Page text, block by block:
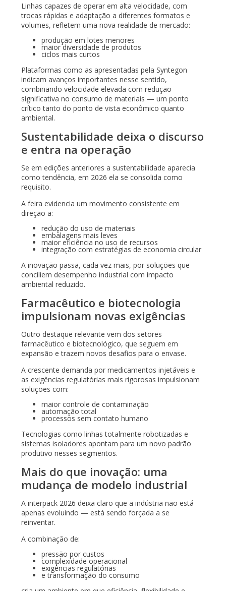
Linhas capazes de operar em alta velocidade, com
trocas rápidas e adaptação a diferentes formatos e
volumes, refletem uma nova realidade de mercado:
produção em lotes menores
maior diversidade de produtos
ciclos mais curtos
Plataformas como as apresentadas pela Syntegon
indicam avanços importantes nesse sentido,
combinando velocidade elevada com redução
significativa no consumo de materiais — um ponto
crítico tanto do ponto de vista econômico quanto
ambiental.
Sustentabilidade deixa o discurso
e entra na operação
Se em edições anteriores a sustentabilidade aparecia
como tendência, em 2026 ela se consolida como
requisito.
A feira evidencia um movimento consistente em
direção a:
redução do uso de materiais
embalagens mais leves
maior eficiência no uso de recursos
integração com estratégias de economia circular
A inovação passa, cada vez mais, por soluções que
conciliem desempenho industrial com impacto
ambiental reduzido.
Farmacêutico e biotecnologia
impulsionam novas exigências
Outro destaque relevante vem dos setores
farmacêutico e biotecnológico, que seguem em
expansão e trazem novos desafios para o envase.
A crescente demanda por medicamentos injetáveis e
as exigências regulatórias mais rigorosas impulsionam
soluções com:
maior controle de contaminação
automação total
processos sem contato humano
Tecnologias como linhas totalmente robotizadas e
sistemas isoladores apontam para um novo padrão
produtivo nesses segmentos.
Mais do que inovação: uma
mudança de modelo industrial
A interpack 2026 deixa claro que a indústria não está
apenas evoluindo — está sendo forçada a se
reinventar.
A combinação de:
pressão por custos
complexidade operacional
exigências regulatórias
e transformação do consumo